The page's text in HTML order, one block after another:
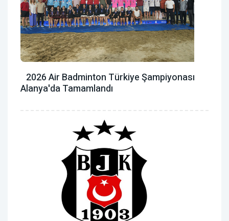
2026 Air Badminton Türkiye Şampiyonası
Alanya'da Tamamlandı